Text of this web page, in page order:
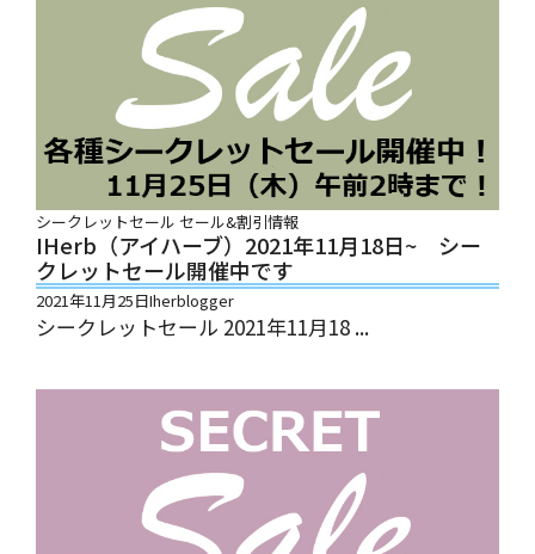
シークレットセール セール&割引情報
IHerb（アイハーブ）2021年11月18日~ シー
クレットセール開催中です
2021年11月25日Iherblogger
シークレットセール 2021年11月18 ...